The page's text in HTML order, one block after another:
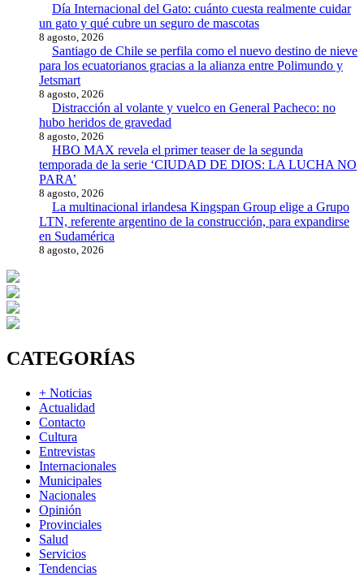
Día Internacional del Gato: cuánto cuesta realmente cuidar
un gato y qué cubre un seguro de mascotas
8 agosto, 2026
Santiago de Chile se perfila como el nuevo destino de nieve
para los ecuatorianos gracias a la alianza entre Polimundo y
Jetsmart
8 agosto, 2026
Distracción al volante y vuelco en General Pacheco: no
hubo heridos de gravedad
8 agosto, 2026
HBO MAX revela el primer teaser de la segunda
temporada de la serie ‘CIUDAD DE DIOS: LA LUCHA NO
PARA’
8 agosto, 2026
La multinacional irlandesa Kingspan Group elige a Grupo
LTN, referente argentino de la construcción, para expandirse
en Sudamérica
8 agosto, 2026
CATEGORÍAS
+ Noticias
Actualidad
Contacto
Cultura
Entrevistas
Internacionales
Municipales
Nacionales
Opinión
Provinciales
Salud
Servicios
Tendencias